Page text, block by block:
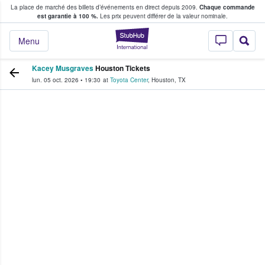
La place de marché des billets d’événements en direct depuis 2009. Chaque commande
est garantie à 100 %. Les prix peuvent différer de la valeur nominale.
StubHub - Où
Menu
fans achètent et vendent des billets
Kacey MusgravesHouston Tickets
lun. 05 oct. 2026 • 19:30 at Toyota Center, Houston, TX